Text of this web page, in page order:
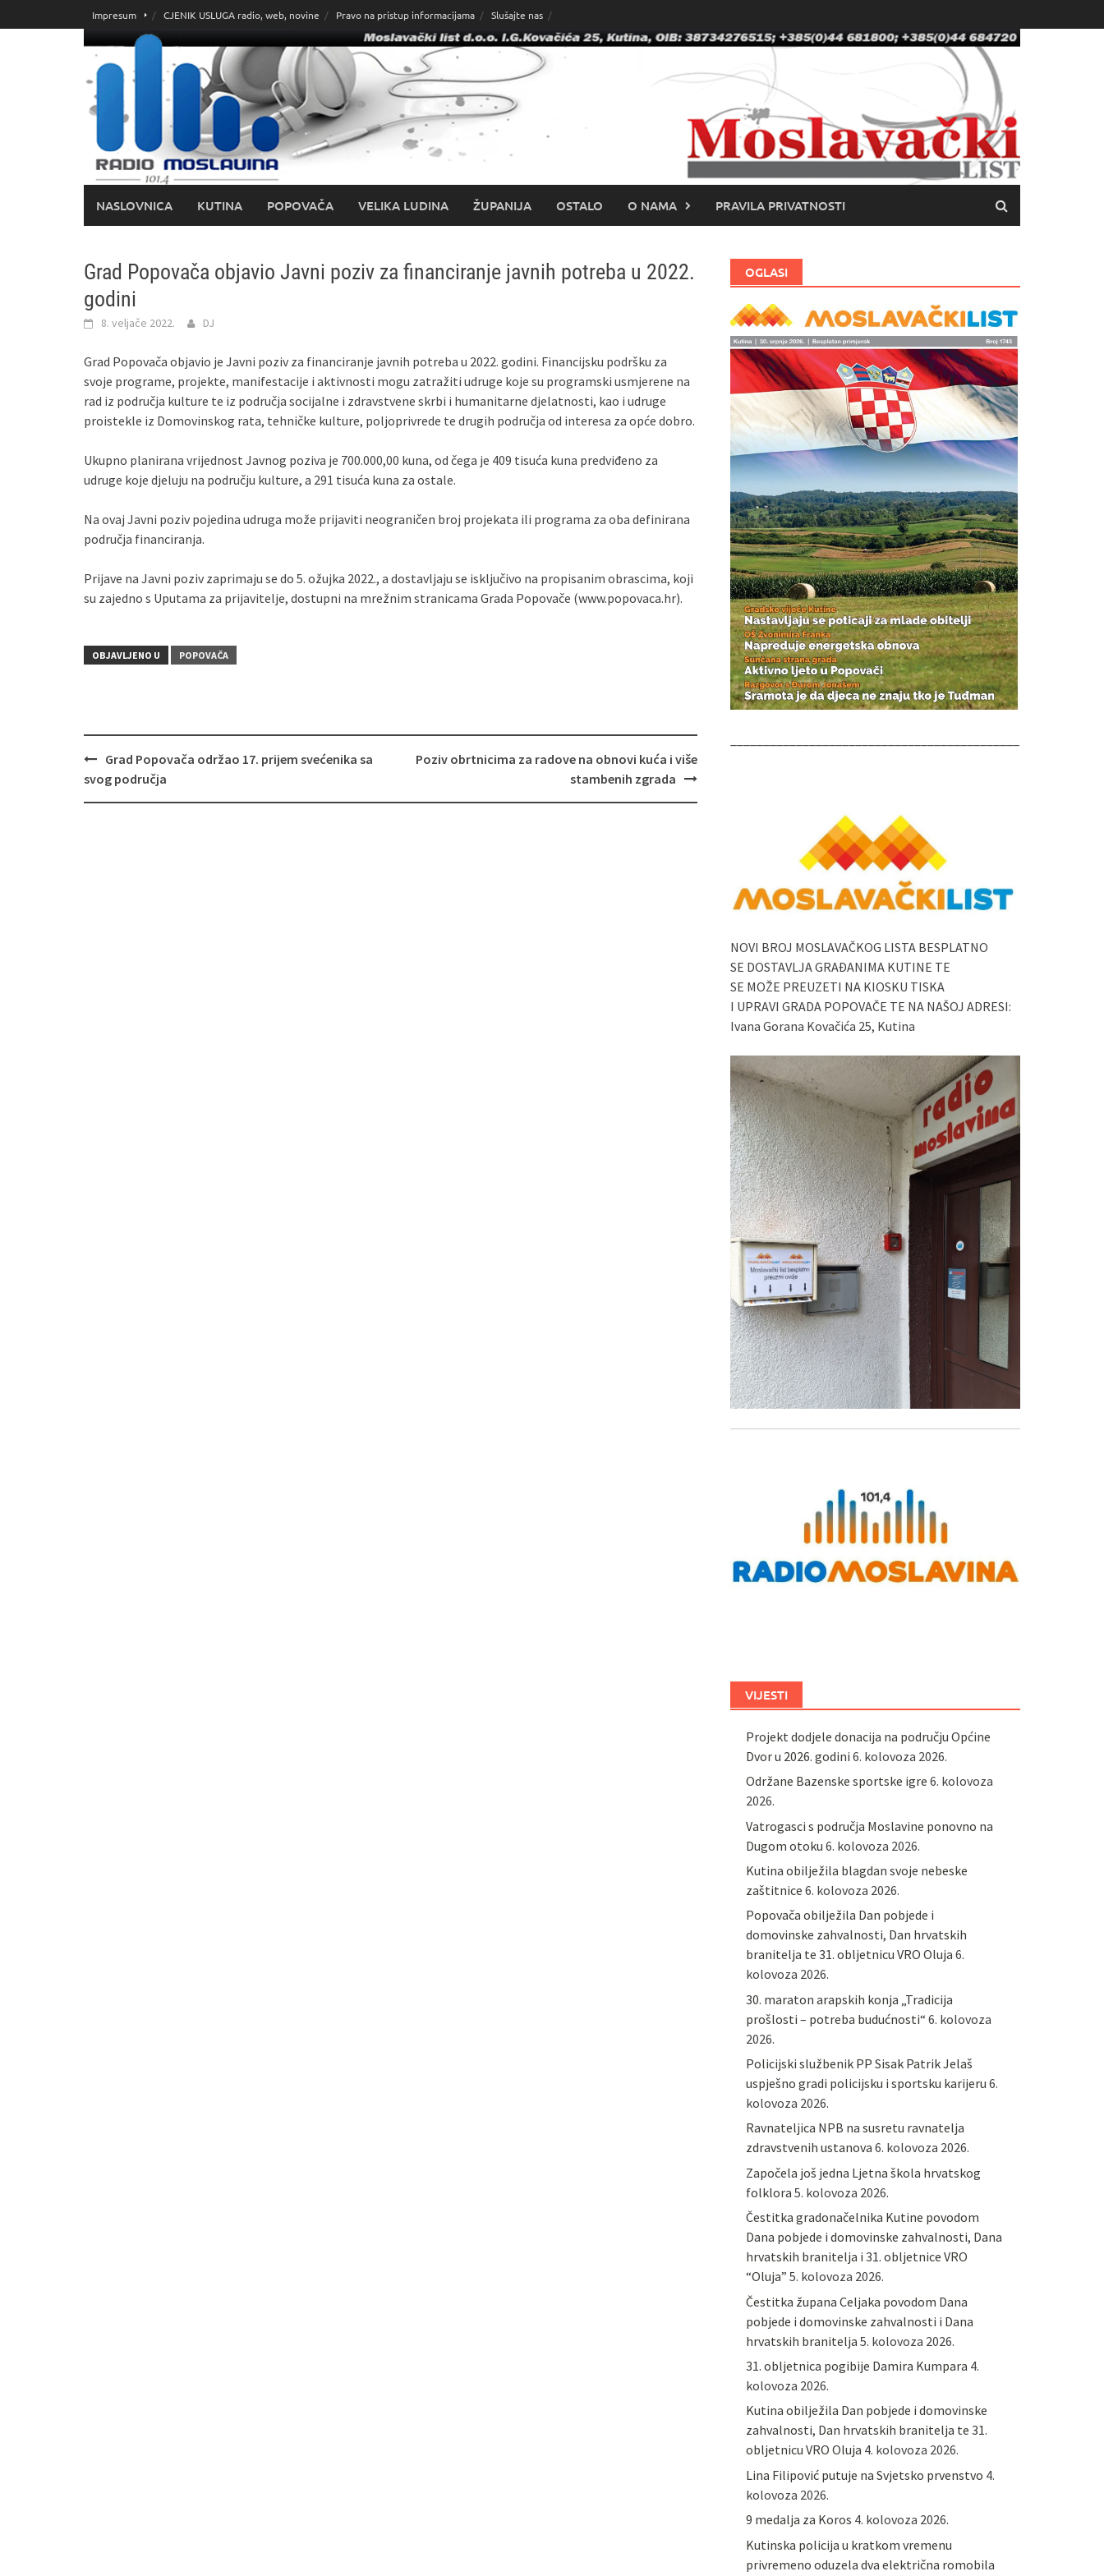
do
Impresum CJENIK USLUGA radio, web, novine Pravo na pristup informacijama Slušajte nas
NASLOVNICA KUTINA POPOVAČA VELIKA LUDINA ŽUPANIJA OSTALO O NAMA PRAVILA PRIVATNOSTI
Grad Popovača objavio Javni poziv za financiranje javnih potreba u 2022.
godini
8. veljače 2022. DJ
Grad Popovača objavio je Javni poziv za financiranje javnih potreba u 2022. godini. Financijsku podršku za
svoje programe, projekte, manifestacije i aktivnosti mogu zatražiti udruge koje su programski usmjerene na
rad iz područja kulture te iz područja socijalne i zdravstvene skrbi i humanitarne djelatnosti, kao i udruge
proistekle iz Domovinskog rata, tehničke kulture, poljoprivrede te drugih područja od interesa za opće dobro.
Ukupno planirana vrijednost Javnog poziva je 700.000,00 kuna, od čega je 409 tisuća kuna predviđeno za
udruge koje djeluju na području kulture, a 291 tisuća kuna za ostale.
Na ovaj Javni poziv pojedina udruga može prijaviti neograničen broj projekata ili programa za oba definirana
područja financiranja.
Prijave na Javni poziv zaprimaju se do 5. ožujka 2022., a dostavljaju se isključivo na propisanim obrascima, koji
su zajedno s Uputama za prijavitelje, dostupni na mrežnim stranicama Grada Popovače (www.popovaca.hr).
OBJAVLJENO U POPOVAČA
Navigacija
objava
Grad Popovača održao 17. prijem svećenika sa
svog područja
Poziv obrtnicima za radove na obnovi kuća i više
stambenih zgrada
OGLASI
NOVI BROJ MOSLAVAČKOG LISTA BESPLATNO
SE DOSTAVLJA GRAĐANIMA KUTINE TE
SE MOŽE PREUZETI NA KIOSKU TISKA
I UPRAVI GRADA POPOVAČE TE NA NAŠOJ ADRESI:
Ivana Gorana Kovačića 25, Kutina
VIJESTI
Projekt dodjele donacija na području Općine
Dvor u 2026. godini 6. kolovoza 2026.
Održane Bazenske sportske igre 6. kolovoza
2026.
Vatrogasci s područja Moslavine ponovno na
Dugom otoku 6. kolovoza 2026.
Kutina obilježila blagdan svoje nebeske
zaštitnice 6. kolovoza 2026.
Popovača obilježila Dan pobjede i
domovinske zahvalnosti, Dan hrvatskih
branitelja te 31. obljetnicu VRO Oluja 6.
kolovoza 2026.
30. maraton arapskih konja „Tradicija
prošlosti – potreba budućnosti“ 6. kolovoza
2026.
Policijski službenik PP Sisak Patrik Jelaš
uspješno gradi policijsku i sportsku karijeru 6.
kolovoza 2026.
Ravnateljica NPB na susretu ravnatelja
zdravstvenih ustanova 6. kolovoza 2026.
Započela još jedna Ljetna škola hrvatskog
folklora 5. kolovoza 2026.
Čestitka gradonačelnika Kutine povodom
Dana pobjede i domovinske zahvalnosti, Dana
hrvatskih branitelja i 31. obljetnice VRO
“Oluja” 5. kolovoza 2026.
Čestitka župana Celjaka povodom Dana
pobjede i domovinske zahvalnosti i Dana
hrvatskih branitelja 5. kolovoza 2026.
31. obljetnica pogibije Damira Kumpara 4.
kolovoza 2026.
Kutina obilježila Dan pobjede i domovinske
zahvalnosti, Dan hrvatskih branitelja te 31.
obljetnicu VRO Oluja 4. kolovoza 2026.
Lina Filipović putuje na Svjetsko prvenstvo 4.
kolovoza 2026.
9 medalja za Koros 4. kolovoza 2026.
Kutinska policija u kratkom vremenu
privremeno oduzela dva električna romobila